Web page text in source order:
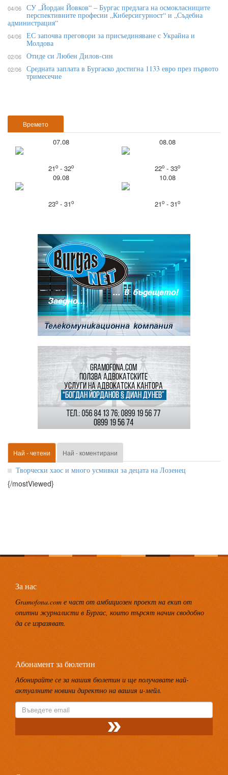
Времето
07.08
21o- 32o
08.08
22o- 33o
09.08
23o- 31o
10.08
21o- 31o
04/06 СУ „Йордан Йовков“ – Бургас предлага на осмокласниците
перспективните професии „Киберсигурност“ и „Съдебна
администрация“
04/06 ЕС започва преговори за присъединяване с Украйна и
Молдова
02/06 Отиде си Любен Дилов-син
02/06 Средната заплата в Бургаско достигна 1133 евро през първото
тримесечие
Най - четени Най - коментирани
Творчески хаос и много усмивки за децата на Лозенец
{/mostViewed}
За нас
Gramofona.com е част от амбициозен проект на екип от
опитни журналисти в Бургас, които търсят начин сводобно
да се изразяват.
Абонамент за бюлетин
Абонирайте се за нашия бюлетин и ще получавате най-
актуалните новини директно на вашия и-мейл.